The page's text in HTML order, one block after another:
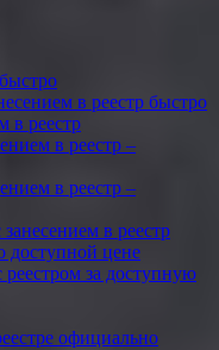
в реестр быстро
в реестр
в реестр –
в реестр –
в реестр
доступной цене
за доступную
официально